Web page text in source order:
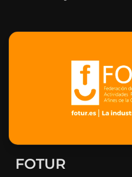
FOTUR